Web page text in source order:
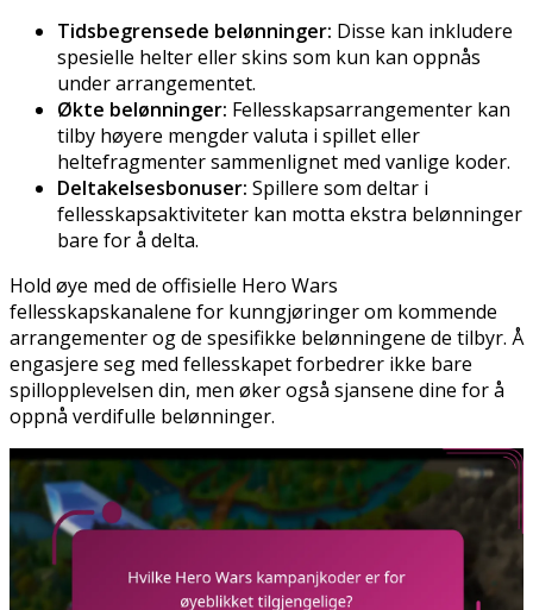
Tidsbegrensede belønninger: Disse kan inkludere
spesielle helter eller skins som kun kan oppnås
under arrangementet.
Økte belønninger: Fellesskapsarrangementer kan
tilby høyere mengder valuta i spillet eller
heltefragmenter sammenlignet med vanlige koder.
Deltakelsesbonuser: Spillere som deltar i
fellesskapsaktiviteter kan motta ekstra belønninger
bare for å delta.
Hold øye med de offisielle Hero Wars
fellesskapskanalene for kunngjøringer om kommende
arrangementer og de spesifikke belønningene de tilbyr. Å
engasjere seg med fellesskapet forbedrer ikke bare
spillopplevelsen din, men øker også sjansene dine for å
oppnå verdifulle belønninger.